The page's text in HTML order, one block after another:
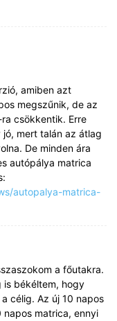
amiben azt
megszűnik, de az
csökkentik. Erre
mert talán az átlag
De minden ára
autópálya matrica
autopalya-matrica-
a főutakra.
is békéltem, hogy
célig. Az új 10 napos
matrica, ennyi